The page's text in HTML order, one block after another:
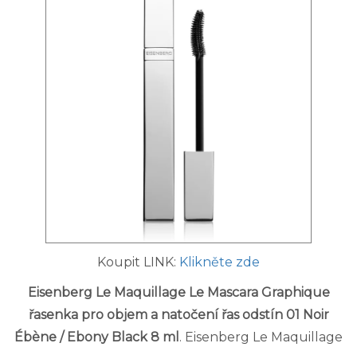
Koupit LINK: Klikněte zde
Eisenberg Le Maquillage Le Mascara Graphique
řasenka pro objem a natočení řas odstín 01 Noir
Ébène / Ebony Black 8 ml . Eisenberg Le Maquillage